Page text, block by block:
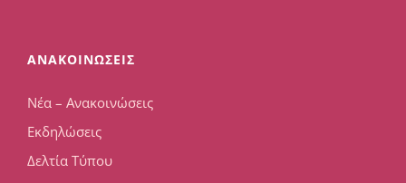
ΑΝΑΚΟΙΝΩΣΕΙΣ
Νέα – Ανακοινώσεις
Εκδηλώσεις
Δελτία Τύπου